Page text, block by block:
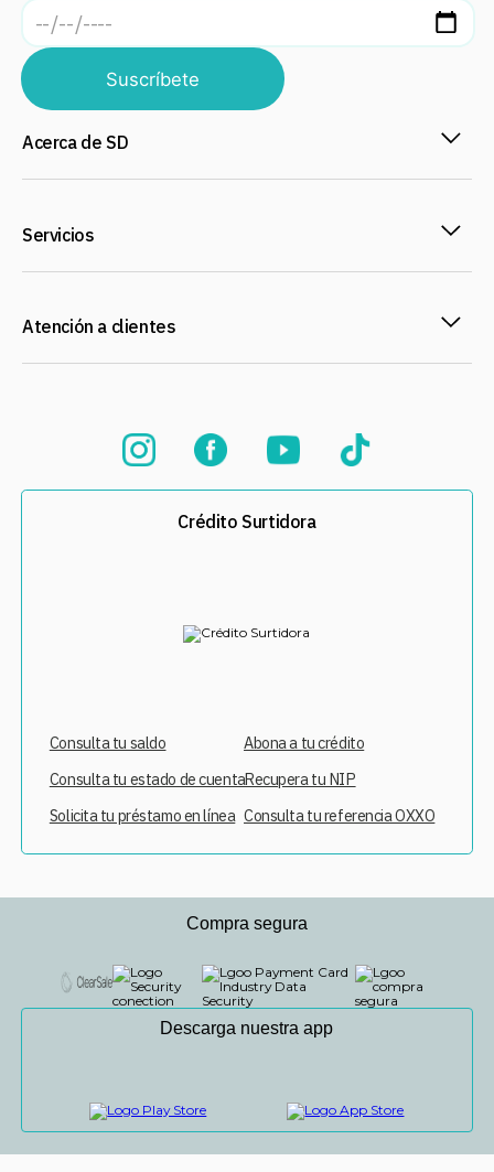
Suscríbete
Acerca de SD
Servicios
Atención a clientes
Crédito Surtidora
Consulta tu saldo
Consulta tu estado de cuenta
Solicita tu préstamo en línea
Abona a tu crédito
Recupera tu NIP
Consulta tu referencia OXXO
Compra segura
Descarga nuestra app